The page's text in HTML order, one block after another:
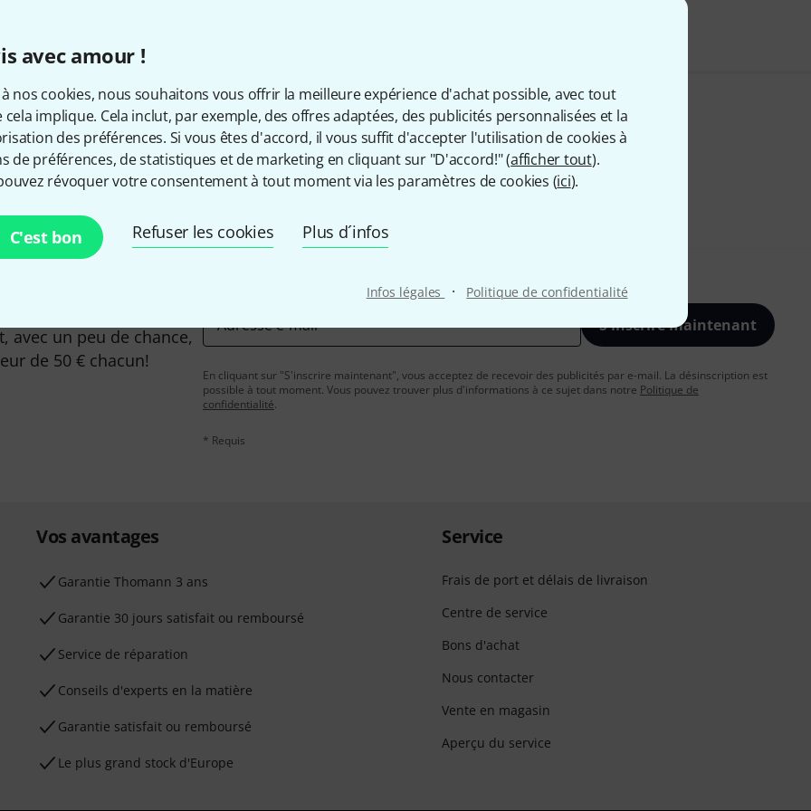
avec amour !
à nos cookies, nous souhaitons vous offrir la meilleure expérience d'achat possible, avec tout
cela implique. Cela inclut, par exemple, des offres adaptées, des publicités personnalisées et la
des préférences. Si vous êtes d'accord, il vous suffit d'accepter l'utilisation de cookies à
de préférences, de statistiques et de marketing en cliquant sur "D'accord!" (afficher tout).
révoquer votre consentement à tout moment via les paramètres de cookies (ici).
C'est bon Refuser les cookies Plus d´infos
Infos légales · Politique de confidentialité
Aimez-vous ce que vous voyez ?
Partager Aide et commentaires
avec un peu de chance,
de 50 € chacun!
Adresse e-mail* S'inscrire maintenant
En cliquant sur "S'inscrire maintenant", vous acceptez de recevoir des publicités par e-mail. La désinscription est
possible à tout moment. Vous pouvez trouver plus d'informations à ce sujet dans notre Politique de
confidentialité.
* Requis
Vos avantages
Ga­ran­tie Thomann 3 ans
Garantie 30 jours satisfait ou remboursé
Service de réparation
Conseils d'experts en la matière
Garantie satisfait ou remboursé
Le plus grand stock d'Europe
Service
Frais de port et délais de livraison
Centre de service
Bons d'achat
Nous contacter
Vente en magasin
Aperçu du service